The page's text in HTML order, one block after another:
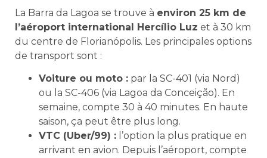
La Barra da Lagoa se trouve à environ 25 km de
l’aéroport international Hercílio Luz et à 30 km
du centre de Florianópolis. Les principales options
de transport sont :
Voiture ou moto : par la SC-401 (via Nord)
ou la SC-406 (via Lagoa da Conceição). En
semaine, compte 30 à 40 minutes. En haute
saison, ça peut être plus long.
VTC (Uber/99) : l’option la plus pratique en
arrivant en avion. Depuis l’aéroport, compte